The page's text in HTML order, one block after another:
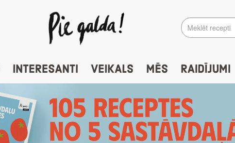
INTERESANTI VEIKALS MĒS RAIDĪJUMI